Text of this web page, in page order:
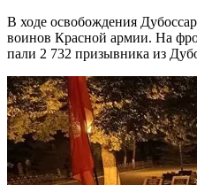
В ходе освобождения
воинов Красной армии. На
пали 2 732 призывника из